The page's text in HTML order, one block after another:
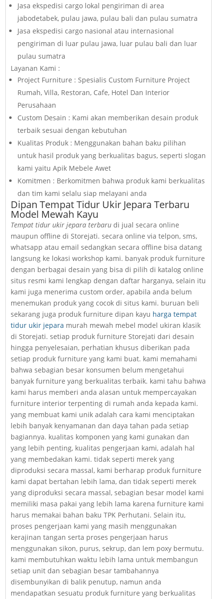
Jasa ekspedisi cargo lokal pengiriman di area
jabodetabek, pulau jawa, pulau bali dan pulau sumatra
Jasa ekspedisi cargo nasional atau internasional
pengiriman di luar pulau jawa, luar pulau bali dan luar
pulau sumatra
Layanan Kami :
Project Furniture : Spesialis Custom Furniture Project
Rumah, Villa, Restoran, Cafe, Hotel Dan Interior
Perusahaan
Custom Desain : Kami akan memberikan desain produk
terbaik sesuai dengan kebutuhan
Kualitas Produk : Menggunakan bahan baku pilihan
untuk hasil produk yang berkualitas bagus, seperti slogan
kami yaitu Apik Mebele Awet
Komitmen : Berkomitmen bahwa produk kami berkualitas
dan tim kami selalu siap melayani anda
Dipan Tempat Tidur Ukir Jepara Terbaru
Model Mewah Kayu
Tempat tidur ukir jepara terbaru di jual secara online
maupun offline di Storejati. secara online via telpon, sms,
whatsapp atau email sedangkan secara offline bisa datang
langsung ke lokasi workshop kami. banyak produk furniture
dengan berbagai desain yang bisa di pilih di katalog online
situs resmi kami lengkap dengan daftar harganya, selain itu
kami juga menerima custom order, apabila anda belum
menemukan produk yang cocok di situs kami. buruan beli
sekarang juga produk furniture dipan kayu harga tempat
tidur ukir jepara murah mewah mebel model ukiran klasik
di Storejati. setiap produk furniture Storejati dari desain
hingga penyelesaian, perhatian khusus diberikan pada
setiap produk furniture yang kami buat. kami memahami
bahwa sebagian besar konsumen belum mengetahui
banyak furniture yang berkualitas terbaik. kami tahu bahwa
kami harus memberi anda alasan untuk mempercayakan
furniture interior terpenting di rumah anda kepada kami.
yang membuat kami unik adalah cara kami menciptakan
lebih banyak kenyamanan dan daya tahan pada setiap
bagiannya. kualitas komponen yang kami gunakan dan
yang lebih penting, kualitas pengerjaan kami, adalah hal
yang membedakan kami. tidak seperti merek yang
diproduksi secara massal, kami berharap produk furniture
kami dapat bertahan lebih lama, dan tidak seperti merek
yang diproduksi secara massal, sebagian besar model kami
memiliki masa pakai yang lebih lama karena furniture kami
harus memakai bahan baku TPK Perhutani. Selain itu,
proses pengerjaan kami yang masih menggunakan
kerajinan tangan serta proses pengerjaan harus
menggunakan sikon, purus, sekrup, dan lem poxy bermutu.
kami membutuhkan waktu lebih lama untuk membangun
setiap unit dan sebagian besar tambahannya
disembunyikan di balik penutup, namun anda
mendapatkan sesuatu produk furniture yang berkualitas